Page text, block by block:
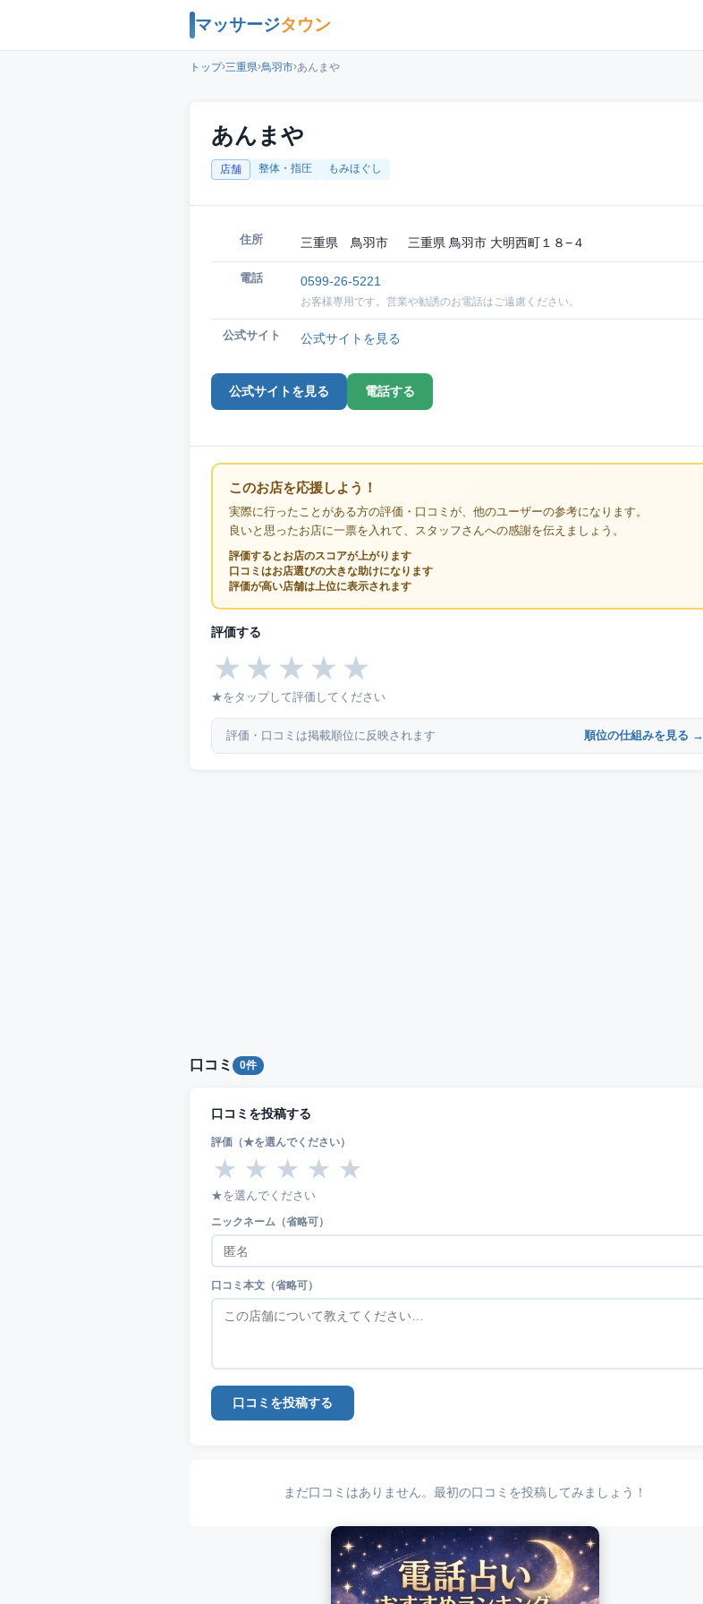
マッサージタウン
トップ›三重県›鳥羽市›あんまや
あんまや
店舗 整体・指圧 もみほぐし
住所 三重県 鳥羽市 三重県 鳥羽市 大明西町１８−４
電話 0599-26-5221
お客様専用です。営業や勧誘のお電話はご遠慮ください。
公式サイト 公式サイトを見る
公式サイトを見る 電話する
このお店を応援しよう！
実際に行ったことがある方の評価・口コミが、他のユーザーの参考になります。
良いと思ったお店に一票を入れて、スタッフさんへの感謝を伝えましょう。
評価するとお店のスコアが上がります
口コミはお店選びの大きな助けになります
評価が高い店舗は上位に表示されます
評価する
★ ★ ★ ★ ★
★をタップして評価してください
評価・口コミは掲載順位に反映されます 順位の仕組みを見る →
口コミ 0件
口コミを投稿する
評価（★を選んでください）
★ ★ ★ ★ ★
★を選んでください
ニックネーム（省略可）
口コミ本文（省略可）
口コミを投稿する
まだ口コミはありません。最初の口コミを投稿してみましょう！